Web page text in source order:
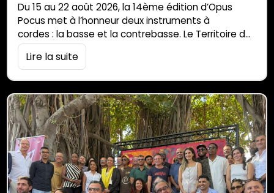
Du 15 au 22 août 2026, la 14ème édition d’Opus
Pocus met à l’honneur deux instruments à
cordes : la basse et la contrebasse. Le Territoire de
l’Ouest, terre d’excellence culturelle, soutient ce
festival qui accueille chaque année des artistes de
artistiques sont proposés au public. Ils ont en
commun d’être nés de la rencontre entre cultures,
entre musiques, entre instruments et entre […]
Lire la suite